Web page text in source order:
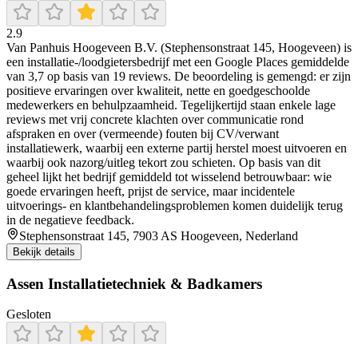
2.9
Van Panhuis Hoogeveen B.V. (Stephensonstraat 145, Hoogeveen) is
een installatie-/loodgietersbedrijf met een Google Places gemiddelde
van 3,7 op basis van 19 reviews. De beoordeling is gemengd: er zijn
positieve ervaringen over kwaliteit, nette en goedgeschoolde
medewerkers en behulpzaamheid. Tegelijkertijd staan enkele lage
reviews met vrij concrete klachten over communicatie rond
afspraken en over (vermeende) fouten bij CV/verwant
installatiewerk, waarbij een externe partij herstel moest uitvoeren en
waarbij ook nazorg/uitleg tekort zou schieten. Op basis van dit
geheel lijkt het bedrijf gemiddeld tot wisselend betrouwbaar: wie
goede ervaringen heeft, prijst de service, maar incidentele
uitvoerings- en klantbehandelingsproblemen komen duidelijk terug
in de negatieve feedback.
Stephensonstraat 145, 7903 AS Hoogeveen, Nederland
Bekijk details
Assen Installatietechniek & Badkamers
Gesloten